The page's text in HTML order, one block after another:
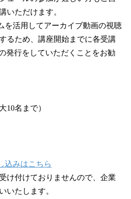
いただけます。
を活用してアーカイブ動画の視聴
るため、講座開始までに各受講
発行をしていただくことをお勧
10名まで）
込みはこちら
け付けておりませんので、企業
いたします。